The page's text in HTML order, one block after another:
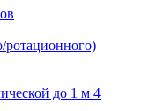
ротационного)
до 1 м 4